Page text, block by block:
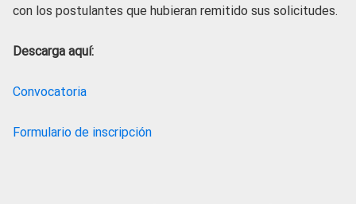
con los postulantes que hubieran remitido sus solicitudes.
Descarga aquí:
Convocatoria
Formulario de inscripción